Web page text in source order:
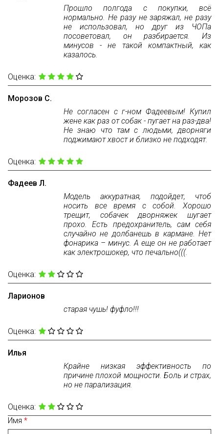
Прошло полгода с покупки, всё
нормально. Не разу не заряжал, не разу
не использовал, но друг из ЧОПа
посоветовал, он разбирается. Из
минусов - не такой компактный, как
казалось.
Оценка:
Морозов С.
Не согласен с г-ном Фадеевым! Купил
жене как раз от собак - пугает на раз-два!
Не знаю что там с людьми, дворняги
поджимают хвост и близко не подходят.
Оценка:
Фадеев Л.
Модель аккуратная, подойдет, чтоб
носить все время с собой. Хорошо
трещит, собачек дворняжек шугает
прохо. Есть предохранитель, сам себя
случайно не долбанешь в кармане. Нет
фонарика – минус. А еще он не работает
как электрошокер, что печально(((.
Оценка:
Ларионов
старая чушь! фуфло!!!
Оценка:
Илья
Крайне низкая эффективность по
причине плохой мощности. Боль и страх,
но не парализация.
Оценка:
Имя